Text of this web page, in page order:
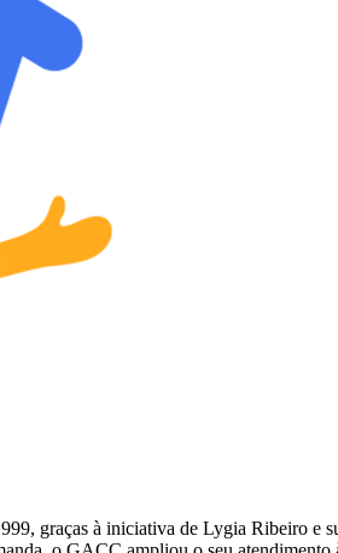
graças à iniciativa de Lygia Ribeiro e